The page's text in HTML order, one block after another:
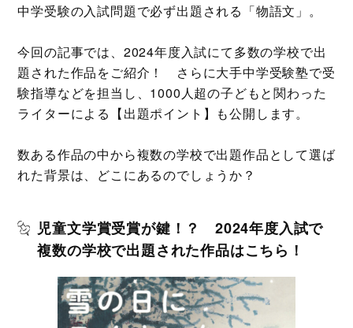
中学受験の入試問題で必ず出題される「物語文」。
今回の記事では、2024年度入試にて多数の学校で出
題された作品をご紹介！ さらに大手中学受験塾で受
験指導などを担当し、1000人超の子どもと関わった
ライターによる【出題ポイント】も公開します。
数ある作品の中から複数の学校で出題作品として選ば
れた背景は、どこにあるのでしょうか？
児童文学賞受賞が鍵！？ 2024年度入試で
複数の学校で出題された作品はこちら！